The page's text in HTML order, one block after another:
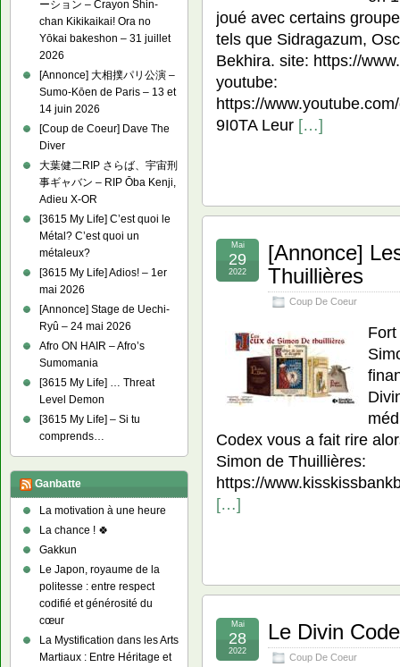
joué avec certains
tels que Sidragazum,
Bekhira. site: https://
youtube:
https://
9I0TA Leur […]
[Annonce]
Thuillières
Coup De Coeur
Mai
29
2022
Codex vous a fait rire
Simon de Thuillières:
https://
[…]
Le Divin
Coup De Coeur
Mai
28
2022
ーション – Crayon Shin-
chan Kikikaikai! Ora no
Yōkai bakeshon – 31 juillet
2026
[Annonce] 大相撲パリ公演 –
Sumo-Kōen de Paris – 13 et
14 juin 2026
[Coup de Coeur] Dave The
Diver
大葉健二RIP さらば、宇宙刑
事ギャバン – RIP Ōba Kenji,
Adieu X-OR
[3615 My Life] C’est quoi le
Métal? C’est quoi un
métaleux?
[3615 My Life] Adios! – 1er
mai 2026
[Annonce] Stage de Uechi-
Ryû – 24 mai 2026
Afro ON HAIR – Afro’s
Sumomania
[3615 My Life] … Threat
Level Demon
[3615 My Life] – Si tu
comprends…
Ganbatte
La motivation à une heure
La chance ! 🍀
Gakkun
Le Japon, royaume de la
politesse : entre respect
codifié et générosité du
cœur
La Mystification dans les Arts
Martiaux : Entre Héritage et